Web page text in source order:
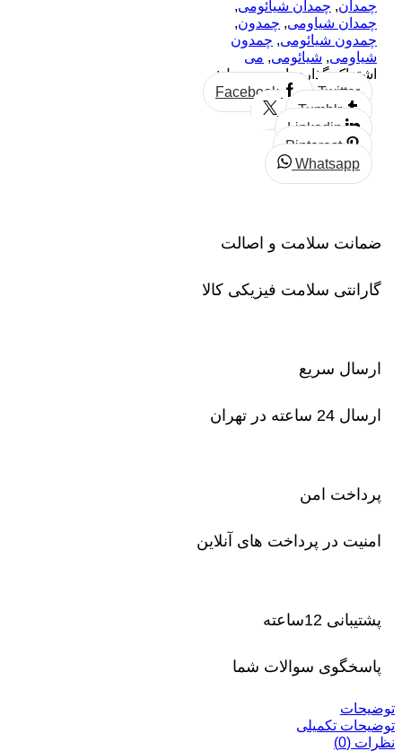
چمدان, چمدان شیائومی,
چمدان شیاومی, چمدون,
چمدون شیائومی, چمدون
شیاومی, شیائومی, می
اشتراک گذاری این محصول:
Facebook
Twitter
Tumblr
Linkedin
Pinterest
Whatsapp
ضمانت سلامت و اصالت
گارانتی سلامت فیزیکی کالا
ارسال سریع
ارسال 24 ساعته در تهران
پرداخت امن
امنیت در پرداخت های آنلاین
پشتیبانی 12ساعته
پاسخگوی سوالات شما
توضیحات
توضیحات تکمیلی
نظرات (0)